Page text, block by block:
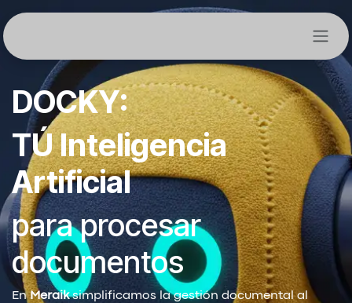
DOCKY:
TÚInteligencia
Artificial
para procesar
documentos
EnMeraiksimplificamos la gestión documental al